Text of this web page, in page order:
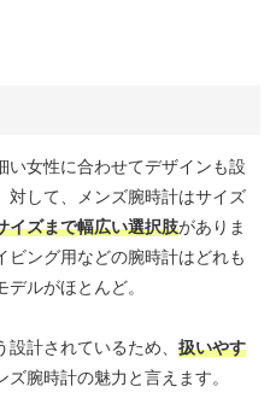
い女性に合わせてデザインも設
対して、メンズ腕時計はサイズ
イズまで幅広い選択肢がありま
ング用などの腕時計はどれも
ルがほとんど。
計されているため、 扱いやす
ズ腕時計の魅力と言えます。